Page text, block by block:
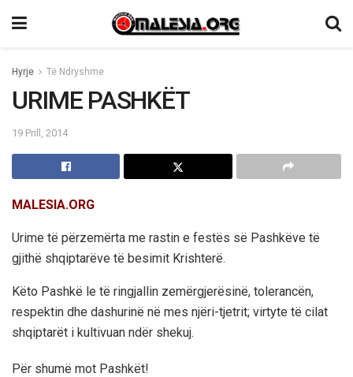
Hyrje Të Ndryshme
URIME PASHKËT
19 Prill, 2014
MALESIA.ORG
Urime të përzemërta me rastin e festës së Pashkëve të
gjithë shqiptarëve të besimit Krishterë.
Këto Pashkë le të ringjallin zemërgjerësinë, tolerancën,
respektin dhe dashurinë në mes njëri-tjetrit; virtyte të cilat
shqiptarët i kultivuan ndër shekuj.
Për shumë mot Pashkët!